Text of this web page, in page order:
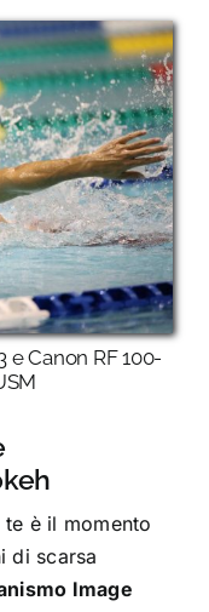
e Canon RF 100-
è il momento
di scarsa
Image